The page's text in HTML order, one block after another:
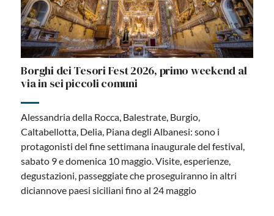
Borghi dei Tesori Fest 2026, primo weekend al
via in sei piccoli comuni
Alessandria della Rocca, Balestrate, Burgio,
Caltabellotta, Delia, Piana degli Albanesi: sono i
protagonisti del fine settimana inaugurale del festival,
sabato 9 e domenica 10 maggio. Visite, esperienze,
degustazioni, passeggiate che proseguiranno in altri
diciannove paesi siciliani fino al 24 maggio